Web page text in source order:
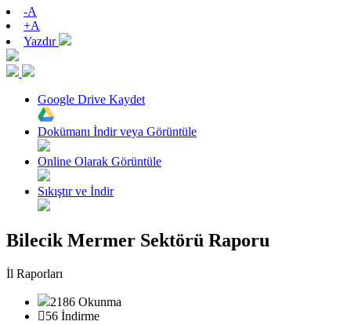
-A
+A
Yazdır
Google Drive Kaydet
Dokümanı İndir veya Görüntüle
Online Olarak Görüntüle
Sıkıştır ve İndir
Bilecik Mermer Sektörü Raporu
İl Raporları
2186 Okunma
56 İndirme